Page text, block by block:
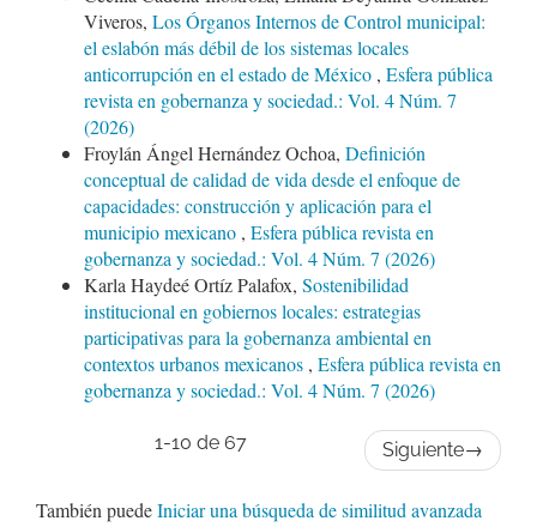
Viveros, Los Órganos Internos de Control municipal:
el eslabón más débil de los sistemas locales
anticorrupción en el estado de México , Esfera pública
revista en gobernanza y sociedad.: Vol. 4 Núm. 7
(2026)
Froylán Ángel Hernández Ochoa, Definición
conceptual de calidad de vida desde el enfoque de
capacidades: construcción y aplicación para el
municipio mexicano , Esfera pública revista en
gobernanza y sociedad.: Vol. 4 Núm. 7 (2026)
Karla Haydeé Ortíz Palafox, Sostenibilidad
institucional en gobiernos locales: estrategias
participativas para la gobernanza ambiental en
contextos urbanos mexicanos , Esfera pública revista en
gobernanza y sociedad.: Vol. 4 Núm. 7 (2026)
1-10 de 67 Siguiente→
También puedeIniciar una búsqueda de similitud avanzada